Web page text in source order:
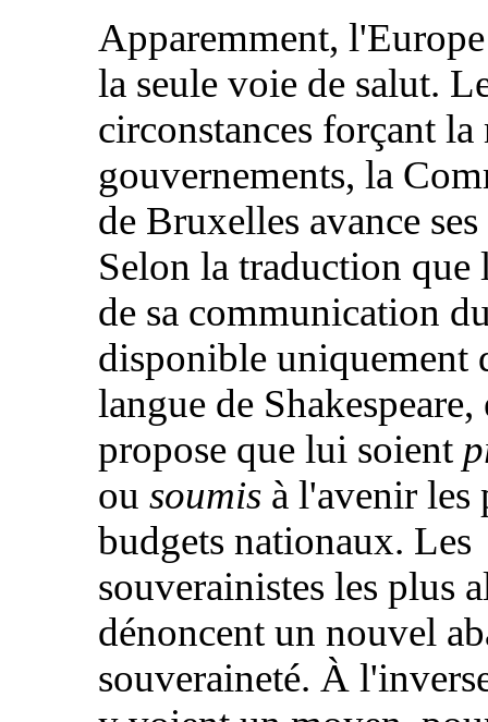
Apparemment,
la seule voie de salut.
circonstances forçant
gouvernements, la
de Bruxelles avance
Selon la traduction que
de sa communication
disponible uniquement
langue de Shakespeare,
propose que lui soient
ou soumis à l'avenir les
budgets nationaux. Les
souverainistes les plus
dénoncent un nouvel
souveraineté. À